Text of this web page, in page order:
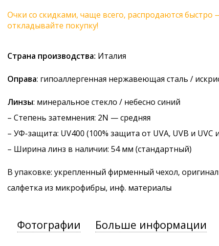
Очки со скидками, чаще всего, распродаются быстро
откладывайте покупку!
Страна производства: Италия
Оправа: гипоаллергенная нержавеющая сталь /
Линзы: минеральное стекло / небесно синий
– Степень затемнения: 2N — средняя
– УФ-защита: UV400 (100% защита от UVA, UVB и UVC
– Ширина линз в наличии: 54 мм (стандартный)
В упаковке: укрепленный фирменный чехол,
салфетка из микрофибры, инф. материалы
Фотографии Больше информации